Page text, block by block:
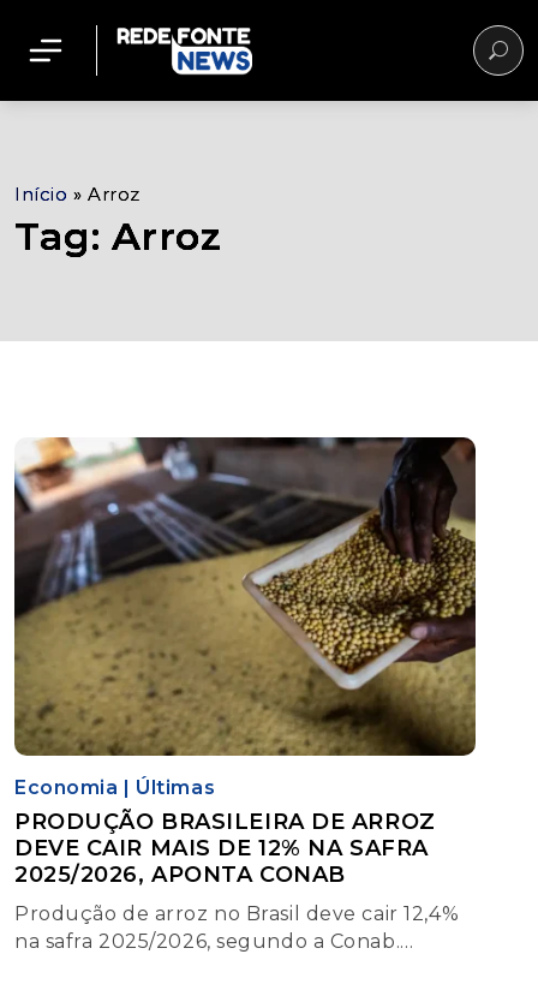
Início »Arroz
Tag: Arroz
Economia | Últimas
PRODUÇÃO BRASILEIRA DE ARROZ
DEVE CAIR MAIS DE 12% NA SAFRA
2025/2026, APONTA CONAB
Produção de arroz no Brasil deve cair 12,4%
na safra 2025/2026, segundo a Conab.